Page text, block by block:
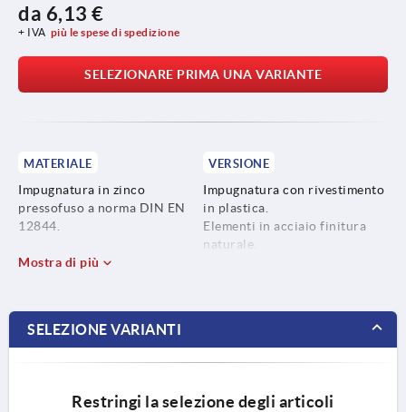
da 6,13 €
+ IVA più le spese di spedizione
SELEZIONARE PRIMA UNA VARIANTE
MATERIALE
Impugnatura in zinco
pressofuso a norma DIN EN
12844.
Parti metalliche in acciaio
VERSIONE
Impugnatura con rivestimento
in plastica.
Elementi in acciaio finitura
naturale.
Mostra di più
SELEZIONE VARIANTI
Restringi la selezione degli articoli